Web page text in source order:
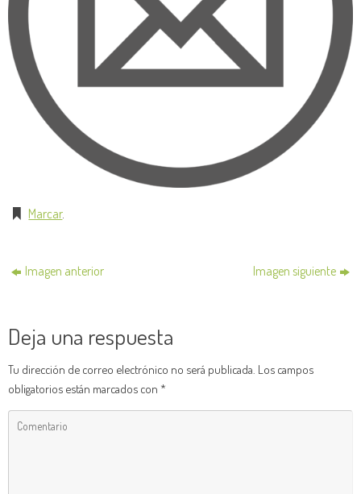
Marcar.
Imagen anterior Imagen siguiente
Deja una respuesta
Tu dirección de correo electrónico no será publicada. Los campos
obligatorios están marcados con *